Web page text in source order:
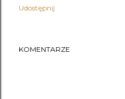
Udostępnij
KOMENTARZE